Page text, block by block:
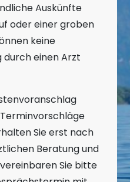
Auskünfte
oder einer groben
keine
durch einen Arzt
Sie erst nach
Beratung und
Sie bitte